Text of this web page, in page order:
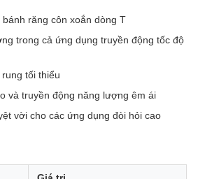
răng côn xoắn dòng T
trong cả ứng dụng truyền động tốc độ
tối thiểu
và truyền động năng lượng êm ái
vời cho các ứng dụng đòi hỏi cao